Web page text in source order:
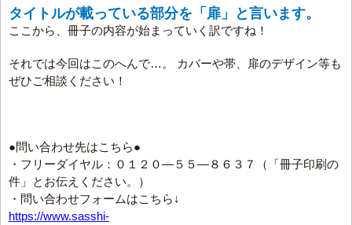
タイトルが載っている部分を「扉」と言います。
ここから、冊子の内容が始まっていく訳ですね！
それでは今回はこのへんで…。 カバーや帯、扉のデザイン等も
ぜひご相談ください！
●問い合わせ先はこちら●
・フリーダイヤル：０１２０―５５―８６３７（「冊子印刷の
件」とお伝えください。）
・問い合わせフォームはこちら↓
https://www.sasshi-